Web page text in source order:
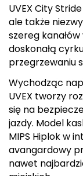
ENERO PRO
Elmer by Swany
Extremities
F
FASHY
Fjord Nansen
G
UVEX City
ale także
szereg
doskonałą
przegrzewaniu
Wychodząc
UVEX tworzy
się na
jazdy. Model
MIPS Hiplok w
avangardowy
nawet